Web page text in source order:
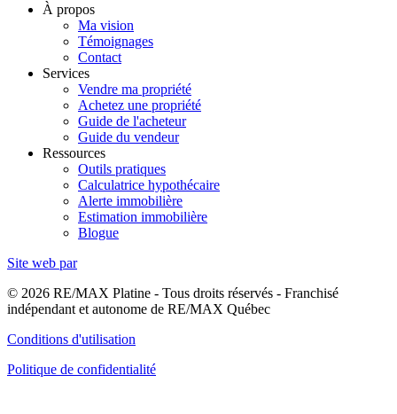
À propos
Ma vision
Témoignages
Contact
Services
Vendre ma propriété
Achetez une propriété
Guide de l'acheteur
Guide du vendeur
Ressources
Outils pratiques
Calculatrice hypothécaire
Alerte immobilière
Estimation immobilière
Blogue
Site web par
© 2026 RE/MAX Platine - Tous droits réservés - Franchisé
indépendant et autonome de RE/MAX Québec
Conditions d'utilisation
Politique de confidentialité